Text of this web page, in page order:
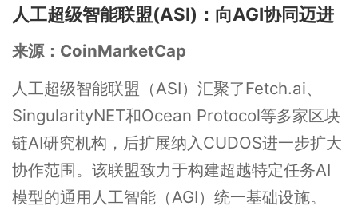
人工超级智能联盟(ASI)：向AGI协同迈进
来源：CoinMarketCap
人工超级智能联盟（ASI）汇聚了Fetch.ai、
SingularityNET和Ocean Protocol等多家区块
链AI研究机构，后扩展纳入CUDOS进一步扩大
协作范围。该联盟致力于构建超越特定任务AI
模型的通用人工智能（AGI）统一基础设施。